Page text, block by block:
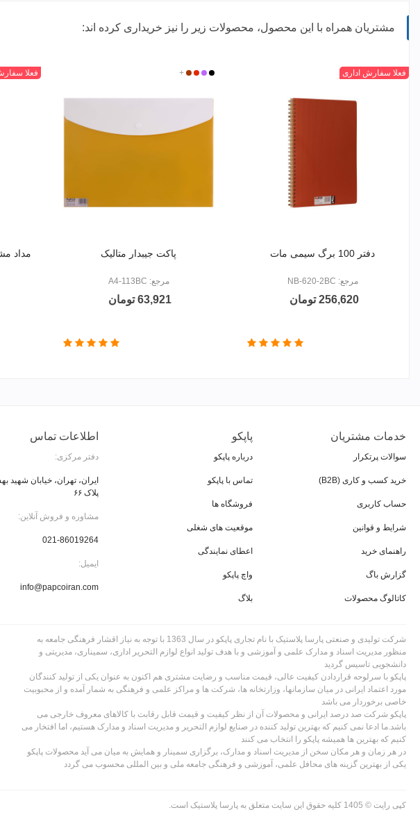
مشتریان همراه با این محصول، محصولات زیر را نیز خریداری کرده اند:
فعلا سفارش اداری
دفتر 100 برگ سیمی مات
مرجع: NB-620-2BC
256,620 تومان
مشکی
بنفش
قرمز
مسی
+
پاکت جیبدار متالیک
مرجع: A4-113BC
63,921 تومان
مشکی
فعلا
خدمات مشتریان
سوالات پرتکرار
خرید کسب و کاری (B2B)
حساب کاربری
شرایط و قوانین
راهنمای خرید
گزارش باگ
کاتالوگ محصولات
پاپکو
درباره پاپکو
تماس با پاپکو
فروشگاه ها
موقعیت های شغلی
اعطای نمایندگی
واچ پاپکو
بلاگ
اطلاعات تماس
دفتر مرکزی:
ایران، تهران، خیابان شهید
پلاک ۶۶
مشاوره و فروش آنلاین:
021-86019264
ایمیل:
info@papcoiran.com
شرکت تولیدی و صنعتی پارسا پلاستیک با نام تجاری پاپکو در سال 1363 با توجه به نیاز اقشار فرهنگی جامعه به
منظور مدیریت اسناد و مدارک علمی و آموزشی و با هدف تولید انواع لوازم التحریر اداری، سمیناری، مدیریتی و
دانشجویی تاسیس گردید
پاپکو با سرلوحه قراردادن کیفیت عالی، قیمت مناسب و رضایت مشتری هم اکنون به عنوان یکی از تولید کنندگان
مورد اعتماد ایرانی در میان سازمانها، وزارتخانه ها، شرکت ها و مراکز علمی و فرهنگی به شمار آمده و از محبوبیت
خاصی برخوردار می باشد
پاپکو شرکت صد درصد ایرانی و محصولات آن از نظر کیفیت و قیمت قابل رقابت با کالاهای معروف خارجی می
باشد.ما ادعا نمی کنیم که بهترین تولید کننده در صنایع لوازم التحریر و مدیریت اسناد و مدارک هستیم، اما افتخار می
کنیم که بهترین ها همیشه پاپکو را انتخاب می کنند
در هر زمان و هر مکان سخن از مدیریت اسناد و مدارک، برگزاری سمینار و همایش به میان می آید محصولات پاپکو
یکی از بهترین گزینه های محافل علمی، آموزشی و فرهنگی جامعه ملی و بین المللی محسوب می گردد
کپی رایت © 1405 کلیه حقوق این سایت متعلق به پارسا پلاستیک است.